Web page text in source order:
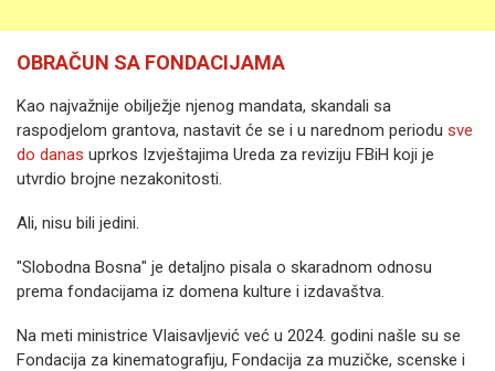
OBRAČUN SA FONDACIJAMA
Kao najvažnije obilježje njenog mandata, skandali sa
raspodjelom grantova, nastavit će se i u narednom periodu sve
do danas uprkos Izvještajima Ureda za reviziju FBiH koji je
utvrdio brojne nezakonitosti.
Ali, nisu bili jedini.
"Slobodna Bosna" je detaljno pisala o skaradnom odnosu
prema fondacijama iz domena kulture i izdavaštva.
Na meti ministrice Vlaisavljević već u 2024. godini našle su se
Fondacija za kinematografiju, Fondacija za muzičke, scenske i